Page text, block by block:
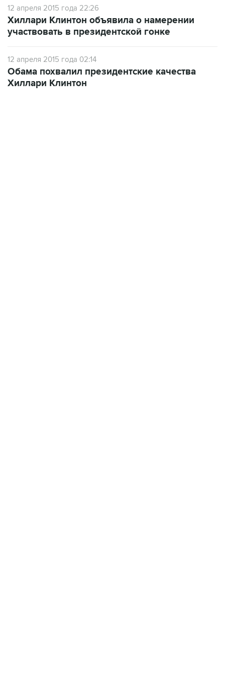
12 апреля 2015 года 22:26
Хиллари Клинтон объявила о намерении
участвовать в президентской гонке
12 апреля 2015 года 02:14
Обама похвалил президентские качества
Хиллари Клинтон